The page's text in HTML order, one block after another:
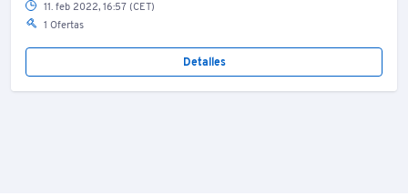
11. feb 2022, 16:57 (CET)
1 Ofertas
Detalles